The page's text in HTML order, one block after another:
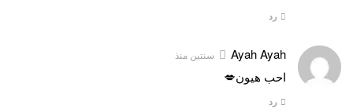
رد
Ayah Ayah سنتين منذ
احب هيون💋
رد